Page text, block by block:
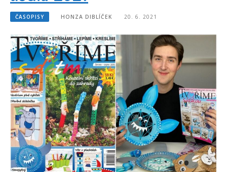
ČASOPISY HONZA DIBLÍČEK 20. 6. 2021